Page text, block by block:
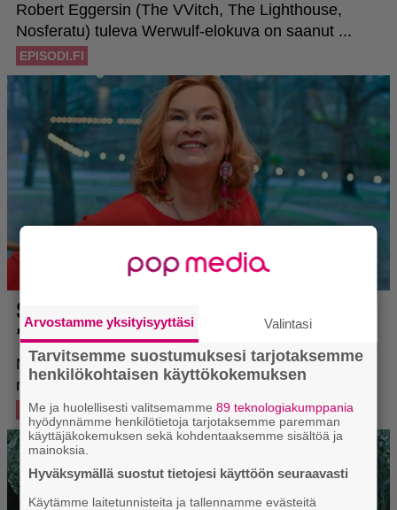
Arvostamme yksityisyyttäsi Valintasi
Tarvitsemme suostumuksesi tarjotaksemme
henkilökohtaisen käyttökokemuksen
Me ja huolellisesti valitsemamme89 teknologiakumppania
hyödynnämme henkilötietoja tarjotaksemme paremman
käyttäjäkokemuksen sekä kohdentaaksemme sisältöä ja
mainoksia.
Hyväksymällä suostut tietojesi käyttöön seuraavasti
Käytämme laitetunnisteita ja tallennamme evästeitä